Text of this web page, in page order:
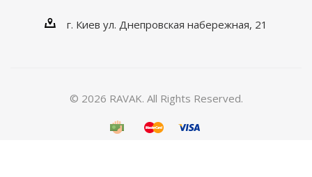
г. Киев ул. Днепровская набережная, 21
© 2026 RAVAK. All Rights Reserved.